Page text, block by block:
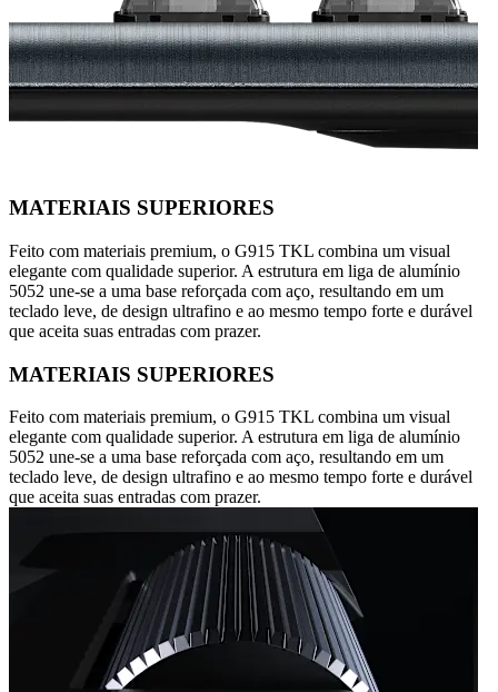
MATERIAIS SUPERIORES
Feito com materiais premium, o G915 TKL combina um visual
elegante com qualidade superior. A estrutura em liga de alumínio
5052 une-se a uma base reforçada com aço, resultando em um
teclado leve, de design ultrafino e ao mesmo tempo forte e durável
que aceita suas entradas com prazer.
MATERIAIS SUPERIORES
Feito com materiais premium, o G915 TKL combina um visual
elegante com qualidade superior. A estrutura em liga de alumínio
5052 une-se a uma base reforçada com aço, resultando em um
teclado leve, de design ultrafino e ao mesmo tempo forte e durável
que aceita suas entradas com prazer.